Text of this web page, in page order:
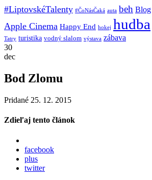
#LiptovskéTalenty #ČoNásČaká auta beh Blog
Apple Cinema Happy End hokej hudba
Tatry turistika vodný slalom výstava zábava
30
dec
Bod Zlomu
Pridané 25. 12. 2015
Zdieľaj tento článok
facebook
plus
twitter